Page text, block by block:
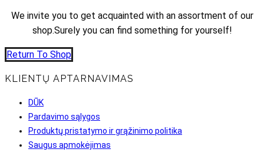
We invite you to get acquainted with an assortment of our
shop.Surely you can find something for yourself!
Return To Shop
KLIENTŲ APTARNAVIMAS
DŪK
Pardavimo sąlygos
Produktų pristatymo ir grąžinimo politika
Saugus apmokėjimas